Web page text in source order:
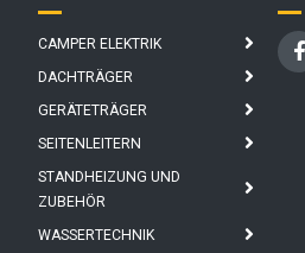
CAMPER ELEKTRIK
DACHTRÄGER
GERÄTETRÄGER
SEITENLEITERN
STANDHEIZUNG UND
ZUBEHÖR
WASSERTECHNIK